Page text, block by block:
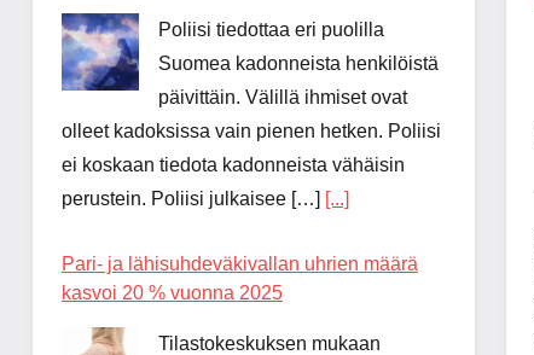
Poliisi tiedottaa eri puolilla
Suomea kadonneista henkilöistä
päivittäin. Välillä ihmiset ovat
olleet kadoksissa vain pienen hetken. Poliisi
ei koskaan tiedota kadonneista vähäisin
perustein. Poliisi julkaisee […] [...]
Pari- ja lähisuhdeväkivallan uhrien määrä
kasvoi 20 % vuonna 2025
Tilastokeskuksen mukaan